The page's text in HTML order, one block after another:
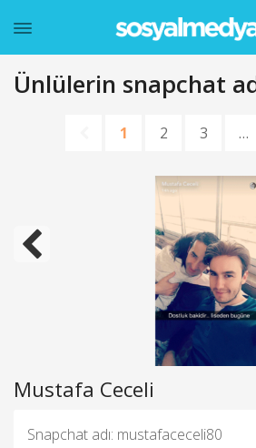
Ünlülerin snapchat
1 2 3 …
Mustafa Ceceli
Snapchat adı: mustafaceceli80